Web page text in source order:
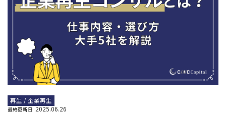
再生 / 企業再生
最終更新日 2025.06.26